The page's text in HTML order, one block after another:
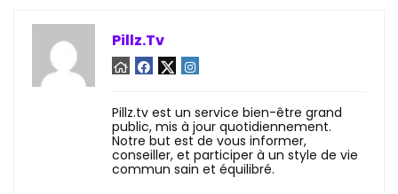
Pillz.Tv
Pillz.tv est un service bien-être grand
public, mis à jour quotidiennement.
Notre but est de vous informer,
conseiller, et participer à un style de vie
commun sain et équilibré.